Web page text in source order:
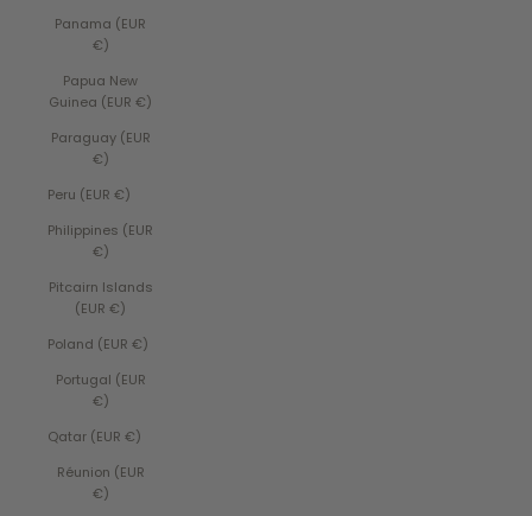
Panama (EUR
€)
Papua New
Guinea (EUR €)
Paraguay (EUR
€)
Peru (EUR €)
Philippines (EUR
€)
Pitcairn Islands
(EUR €)
Poland (EUR €)
Portugal (EUR
€)
Qatar (EUR €)
Réunion (EUR
€)